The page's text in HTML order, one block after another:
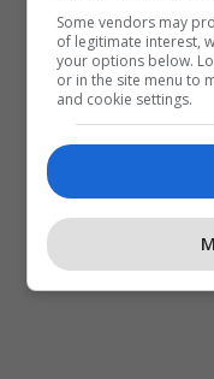
Some vendors may
of legitimate interest,
your options below.
or in the site menu to
and cookie settings.